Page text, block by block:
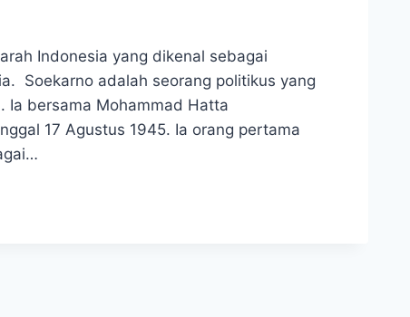
Indonesia yang dikenal sebagai
Soekarno adalah seorang politikus yang
Ia bersama Mohammad Hatta
17 Agustus 1945. Ia orang pertama